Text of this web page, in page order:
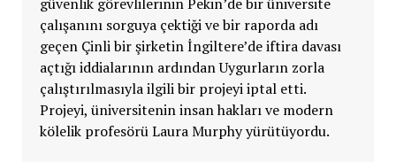
çalışanını sorguya çektiği ve bir raporda adı
geçen Çinli bir şirketin İngiltere’de iftira davası
açtığı iddialarının ardından Uygurların zorla
çalıştırılmasıyla ilgili bir projeyi iptal etti.
Projeyi, üniversitenin insan hakları ve modern
kölelik profesörü Laura Murphy yürütüyordu.